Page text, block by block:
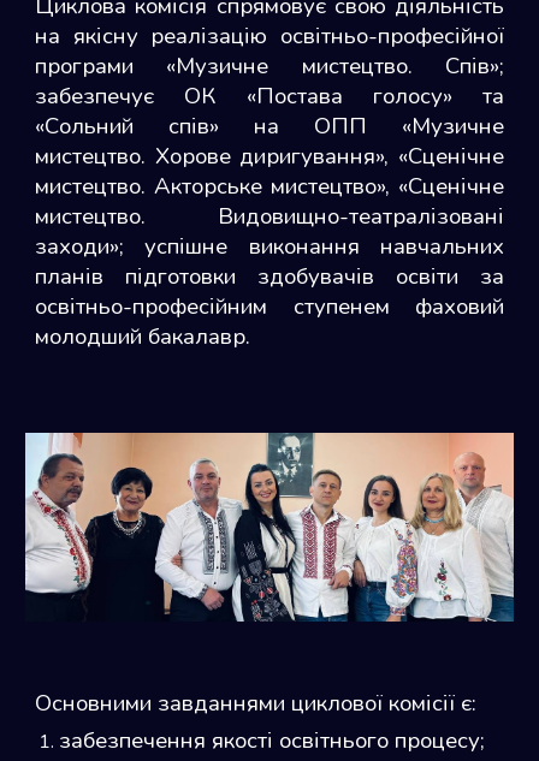
Циклова комісія спрямовує свою діяльність
на якісну реалізацію освітньо-професійної
програми «Музичне мистецтво. Спів»;
забезпечує ОК «Постава голосу» та
«Сольний спів» на ОПП «Музичне
мистецтво. Хорове диригування», «Сценічне
мистецтво. Акторське мистецтво», «Сценічне
мистецтво. Видовищно-театралізовані
заходи»; успішне виконання навчальних
планів підготовки здобувачів освіти за
освітньо-професійним ступенем фаховий
молодший бакалавр.
Основними завданнями циклової комісії є:
забезпечення якості освітнього процесу;